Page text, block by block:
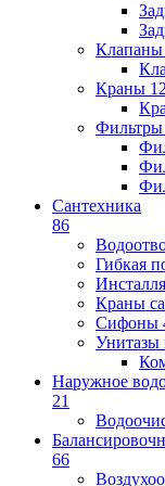
Клапаны
Краны
Фильтры
Сантехника
86
Гибкая
Краны
Сифоны
Унитазы
Наружное
21
66